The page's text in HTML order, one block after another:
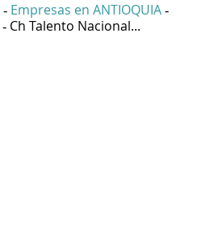
- Empresas en ANTIOQUIA -
- Ch Talento Nacional...